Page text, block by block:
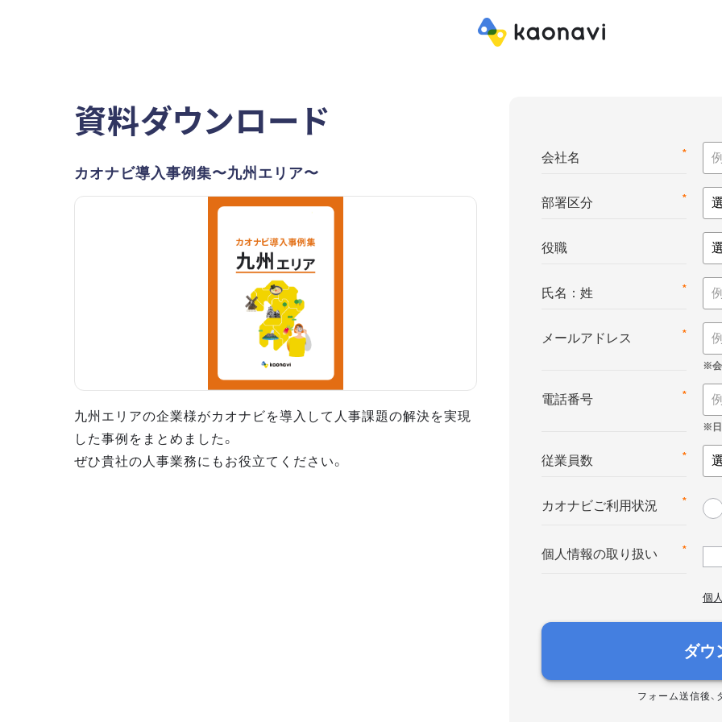
資料ダウンロード
カオナビ導入事例集〜九州エリア〜
九州エリアの企業様がカオナビを導入して人事課題の解決を実現
した事例をまとめました。
ぜひ貴社の人事業務にもお役立てください。
*
会社名
*
部署区分
役職
*
氏名：姓
*
メールアドレス
*
電話番号
*
従業員数
*
カオナビご利用状況
*
個人情報の取り扱い
個
ダウ
フォーム送信後